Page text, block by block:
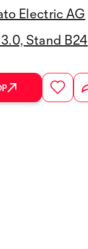
Electric AG
Stand B24